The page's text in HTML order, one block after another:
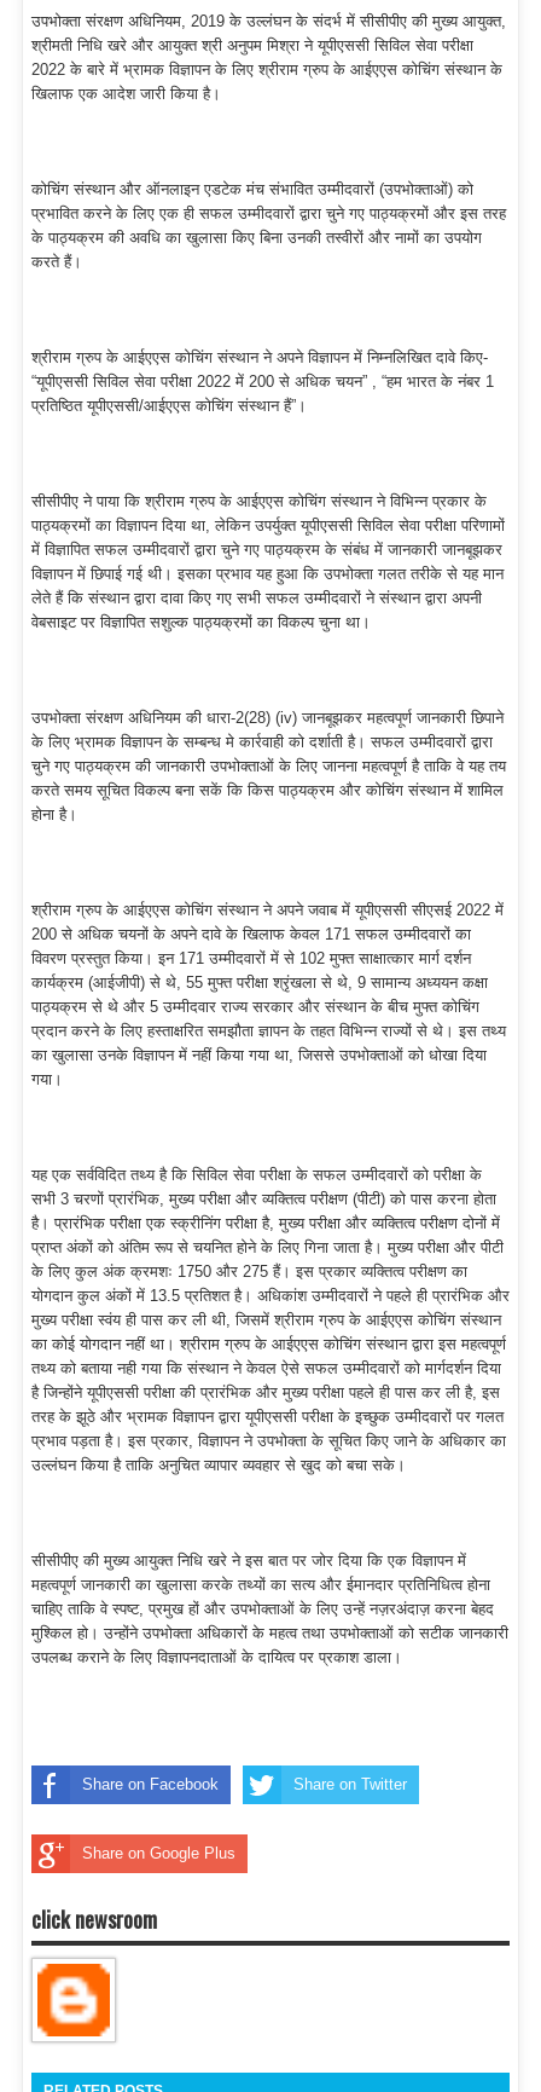
उपभोक्ता संरक्षण अधिनियम, 2019 के उल्लंघन के संदर्भ में सीसीपीए की मुख्य आयुक्त,
श्रीमती निधि खरे और आयुक्त श्री अनुपम मिश्रा ने यूपीएससी सिविल सेवा परीक्षा
2022 के बारे में भ्रामक विज्ञापन के लिए श्रीराम ग्रुप के आईएएस कोचिंग संस्थान के
खिलाफ एक आदेश जारी किया है।
कोचिंग संस्थान और ऑनलाइन एडटेक मंच संभावित उम्मीदवारों (उपभोक्ताओं) को
प्रभावित करने के लिए एक ही सफल उम्मीदवारों द्वारा चुने गए पाठ्यक्रमों और इस तरह
के पाठ्यक्रम की अवधि का खुलासा किए बिना उनकी तस्वीरों और नामों का उपयोग
करते हैं।
श्रीराम ग्रुप के आईएएस कोचिंग संस्थान ने अपने विज्ञापन में निम्नलिखित दावे किए-
“यूपीएससी सिविल सेवा परीक्षा 2022 में 200 से अधिक चयन” , “हम भारत के नंबर 1
प्रतिष्ठित यूपीएससी/आईएएस कोचिंग संस्थान हैं”।
सीसीपीए ने पाया कि श्रीराम ग्रुप के आईएएस कोचिंग संस्थान ने विभिन्न प्रकार के
पाठ्यक्रमों का विज्ञापन दिया था, लेकिन उपर्युक्त यूपीएससी सिविल सेवा परीक्षा परिणामों
में विज्ञापित सफल उम्मीदवारों द्वारा चुने गए पाठ्यक्रम के संबंध में जानकारी जानबूझकर
विज्ञापन में छिपाई गई थी। इसका प्रभाव यह हुआ कि उपभोक्ता गलत तरीके से यह मान
लेते हैं कि संस्थान द्वारा दावा किए गए सभी सफल उम्मीदवारों ने संस्थान द्वारा अपनी
वेबसाइट पर विज्ञापित सशुल्क पाठ्यक्रमों का विकल्प चुना था।
उपभोक्ता संरक्षण अधिनियम की धारा-2(28) (iv) जानबूझकर महत्वपूर्ण जानकारी छिपाने
के लिए भ्रामक विज्ञापन के सम्बन्ध मे कार्रवाही को दर्शाती है। सफल उम्मीदवारों द्वारा
चुने गए पाठ्यक्रम की जानकारी उपभोक्ताओं के लिए जानना महत्वपूर्ण है ताकि वे यह तय
करते समय सूचित विकल्प बना सकें कि किस पाठ्यक्रम और कोचिंग संस्थान में शामिल
होना है।
श्रीराम ग्रुप के आईएएस कोचिंग संस्थान ने अपने जवाब में यूपीएससी सीएसई 2022 में
200 से अधिक चयनों के अपने दावे के खिलाफ केवल 171 सफल उम्मीदवारों का
विवरण प्रस्तुत किया। इन 171 उम्मीदवारों में से 102 मुफ्त साक्षात्कार मार्ग दर्शन
कार्यक्रम (आईजीपी) से थे, 55 मुफ्त परीक्षा श्रृंखला से थे, 9 सामान्य अध्ययन कक्षा
पाठ्यक्रम से थे और 5 उम्मीदवार राज्य सरकार और संस्थान के बीच मुफ्त कोचिंग
प्रदान करने के लिए हस्ताक्षरित समझौता ज्ञापन के तहत विभिन्न राज्यों से थे। इस तथ्य
का खुलासा उनके विज्ञापन में नहीं किया गया था, जिससे उपभोक्ताओं को धोखा दिया
गया।
यह एक सर्वविदित तथ्य है कि सिविल सेवा परीक्षा के सफल उम्मीदवारों को परीक्षा के
सभी 3 चरणों प्रारंभिक, मुख्य परीक्षा और व्यक्तित्व परीक्षण (पीटी) को पास करना होता
है। प्रारंभिक परीक्षा एक स्क्रीनिंग परीक्षा है, मुख्य परीक्षा और व्यक्तित्व परीक्षण दोनों में
प्राप्त अंकों को अंतिम रूप से चयनित होने के लिए गिना जाता है। मुख्य परीक्षा और पीटी
के लिए कुल अंक क्रमशः 1750 और 275 हैं। इस प्रकार व्यक्तित्व परीक्षण का
योगदान कुल अंकों में 13.5 प्रतिशत है। अधिकांश उम्मीदवारों ने पहले ही प्रारंभिक और
मुख्य परीक्षा स्वंय ही पास कर ली थी, जिसमें श्रीराम ग्रुप के आईएएस कोचिंग संस्थान
का कोई योगदान नहीं था। श्रीराम ग्रुप के आईएएस कोचिंग संस्थान द्वारा इस महत्वपूर्ण
तथ्य को बताया नही गया कि संस्थान ने केवल ऐसे सफल उम्मीदवारों को मार्गदर्शन दिया
है जिन्होंने यूपीएससी परीक्षा की प्रारंभिक और मुख्य परीक्षा पहले ही पास कर ली है, इस
तरह के झूठे और भ्रामक विज्ञापन द्वारा यूपीएससी परीक्षा के इच्छुक उम्मीदवारों पर गलत
प्रभाव पड़ता है। इस प्रकार, विज्ञापन ने उपभोक्ता के सूचित किए जाने के अधिकार का
उल्लंघन किया है ताकि अनुचित व्यापार व्यवहार से खुद को बचा सके।
सीसीपीए की मुख्य आयुक्त निधि खरे ने इस बात पर जोर दिया कि एक विज्ञापन में
महत्वपूर्ण जानकारी का खुलासा करके तथ्यों का सत्य और ईमानदार प्रतिनिधित्व होना
चाहिए ताकि वे स्पष्ट, प्रमुख हों और उपभोक्ताओं के लिए उन्हें नज़रअंदाज़ करना बेहद
मुश्किल हो। उन्होंने उपभोक्ता अधिकारों के महत्व तथा उपभोक्ताओं को सटीक जानकारी
उपलब्ध कराने के लिए विज्ञापनदाताओं के दायित्व पर प्रकाश डाला।
Share on Facebook Share on Twitter
Share on Google Plus
click newsroom